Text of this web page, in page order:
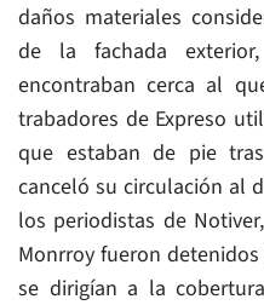
daños materiales
de la fachada
encontraban cerca al
trabadores de Expreso
que estaban de pie
canceló su circulación al
los periodistas de
Monrroy fueron
se dirigían a la